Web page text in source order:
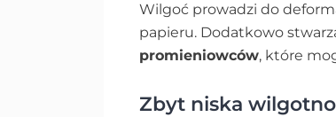
Wilgoć prowadzi do
papieru. Dodatkowo
promieniowców, które
Zbyt niska